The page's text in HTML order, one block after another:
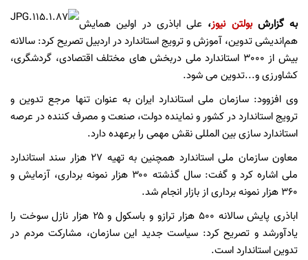
به گزارشبولتن نیوز، علی اباذری در اولین همایش
هم‌اندیشی تدوین، آموزش و ترویج استاندارد در اردبیل تصریح کرد:‌ سالانه
بیش از 3000 استاندارد ملی دربخش های مختلف اقتصادی، گردشگری،
کشاورزی و...تدوین می شود.
وی افزوود: سازمان ملی استاندارد ایران به عنوان تنها مرجع تدوین و
ترویج استاندارد در کشور و نماینده دولت، صنعت و مصرف کننده در عرصه
استاندارد سازی بین المللی نقش مهمی را برعهده دارد.
معاون سازمان ملی استاندارد همچنین به تهیه ۲۷ هزار سند استاندارد
ملی اشاره کرد و گفت: سال گذشته ۳۰۰ هزار نمونه برداری، آزمایش و
۳۶۰ هزار نمونه برداری از بازار انجام شد.
اباذری پایش سالانه ۵۰۰ هزار ترازو و باسکول و ۲۵ هزار نازل سوخت را
یادآورشد و تصریح کرد: سیاست جدید این سازمان، مشارکت مردم در
تدوین استاندارد است.